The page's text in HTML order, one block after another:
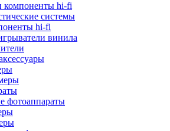
устройства
часы
телефоны
для рисования
книги
для смартфонов и планшетов
Внешние аккумуляторы
Гарнитуры для телефонов
Держатели и подставки
Док станции
Зарядные устройства
Защитные стекла для смартфонов
компоненты hi-fi
системы
hi-fi
винила
фотоаппараты